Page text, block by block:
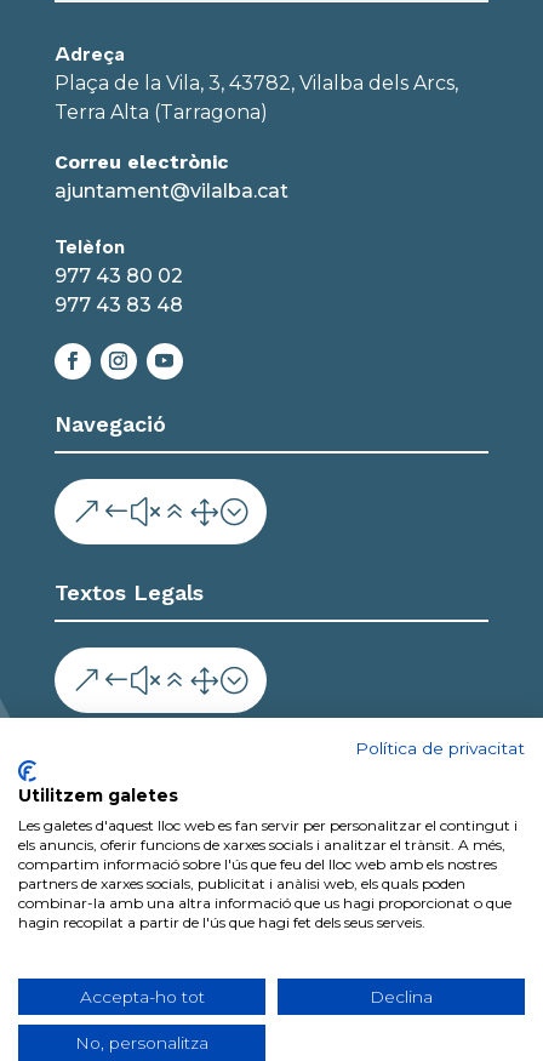
Adreça
Plaça de la Vila, 3, 43782, Vilalba dels Arcs,
Terra Alta (Tarragona)
Correu electrònic
ajuntament@vilalba.cat
Telèfon
977 43 80 02
977 43 83 48
Navegació
&#x61;
Textos Legals
&#x61;
| Protecció de dades personals | Política de
Privacitat | Política de Cookies | Tots els drets
Política de privacitat
Utilitzem galetes
Les galetes d'aquest lloc web es fan servir per personalitzar el contingut i
els anuncis, oferir funcions de xarxes socials i analitzar el trànsit. A més,
compartim informació sobre l'ús que feu del lloc web amb els nostres
partners de xarxes socials, publicitat i anàlisi web, els quals poden
combinar-la amb una altra informació que us hagi proporcionat o que
hagin recopilat a partir de l'ús que hagi fet dels seus serveis.
Accepta-ho tot Declina
No, personalitza